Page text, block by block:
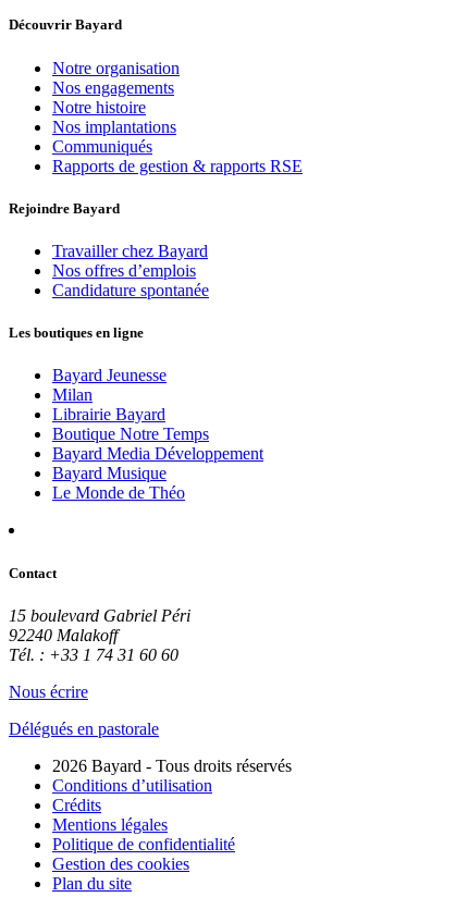
Découvrir Bayard
Notre organisation
Nos engagements
Notre histoire
Nos implantations
Communiqués
Rapports de gestion & rapports RSE
Rejoindre Bayard
Travailler chez Bayard
Nos offres d’emplois
Candidature spontanée
Les boutiques en ligne
Bayard Jeunesse
Milan
Librairie Bayard
Boutique Notre Temps
Bayard Media Développement
Bayard Musique
Le Monde de Théo
Contact
15 boulevard Gabriel Péri
92240 Malakoff
Tél. : +33 1 74 31 60 60
Nous écrire
Délégués en pastorale
2026 Bayard - Tous droits réservés
Conditions d’utilisation
Crédits
Mentions légales
Politique de confidentialité
Gestion des cookies
Plan du site